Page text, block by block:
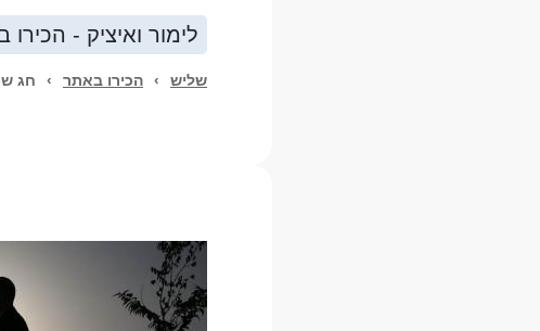
לימור ואיציק - הכירו
שליש › הכירו באתר › חג